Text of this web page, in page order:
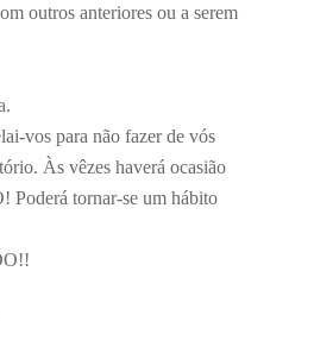
outros anteriores ou a serem
vos para não fazer de vós
Às vêzes haverá ocasião
Poderá tornar-se um hábito